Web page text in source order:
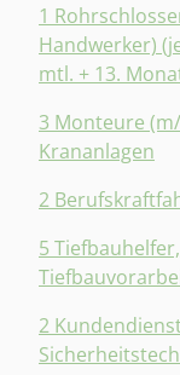
1
Handwerker)
mtl. + 13.
3 Monteure
Krananlagen
2
5
2